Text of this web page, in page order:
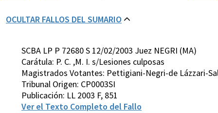
OCULTAR FALLOS DEL SUMARIO
SCBA LP P 72680 S 12/02/2003 Juez NEGRI (MA)
Carátula: P. C. ,M. I. s/Lesiones culposas
Magistrados Votantes: Pettigiani-Negri-de Lázzari-
Tribunal Origen: CP0003SI
Publicación: LL 2003 F, 851
Ver el Texto Completo del Fallo